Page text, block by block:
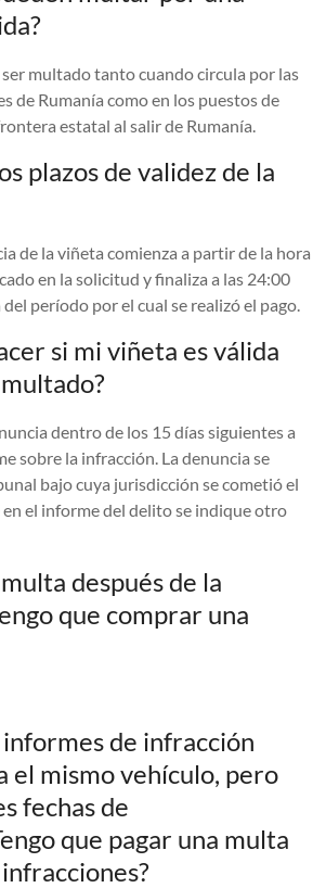
multado tanto cuando circula por las
de Rumanía como en los puestos de
estatal al salir de Rumanía.
plazos de validez de la
de la viñeta comienza a partir de la hora
en la solicitud y finaliza a las 24:00
período por el cual se realizó el pago.
si mi viñeta es válida
dentro de los 15 días siguientes a
sobre la infracción. La denuncia se
bajo cuya jurisdicción se cometió el
el informe del delito se indique otro
después de la
que comprar una
de infracción
el mismo vehículo, pero
fechas de
que pagar una multa